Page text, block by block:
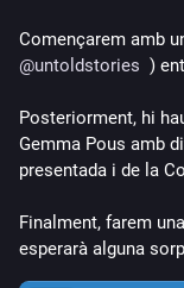
@untoldstories
)
Posteriorment, hi
Gemma Pous amb
presentada i de la
Finalment, farem
esperarà alguna